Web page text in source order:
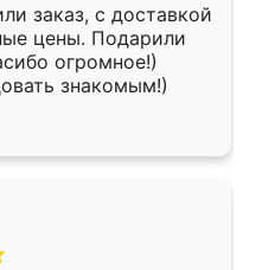
заказ, с доставкой
цены. Подарили
огромное!)
знакомым!)